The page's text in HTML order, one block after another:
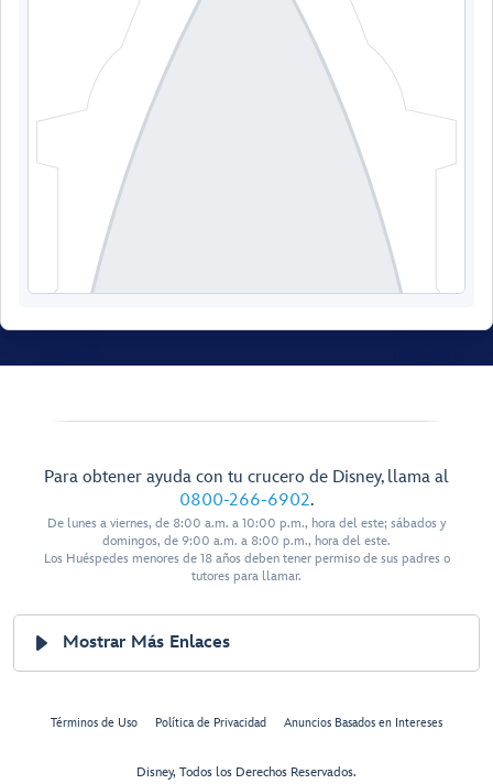
Walt Disney
Para obtener ayuda con tu crucero de Disney, llama al
0800-266-6902.
De lunes a viernes, de 8:00 a.m. a 10:00 p.m., hora del este; sábados y
domingos, de 9:00 a.m. a 8:00 p.m., hora del este.
Los Huéspedes menores de 18 años deben tener permiso de sus padres o
tutores para llamar.
Mostrar Más Enlaces
Términos de Uso Política de Privacidad Anuncios Basados en Intereses
Disney, Todos los Derechos Reservados.